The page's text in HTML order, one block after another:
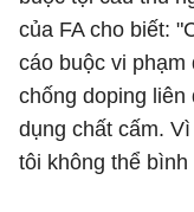
của FA cho biết:
cáo buộc vi phạm
chống doping
dụng chất cấm.
tôi không thể